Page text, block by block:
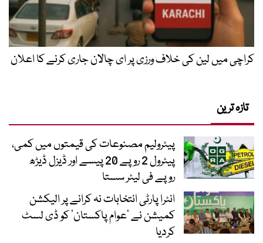
کراچی میں لین کی خلاف ورزی پر ای چالان جاری کرنے کا اعلان
تازہ ترین
پیٹرولیم مصنوعات کی قیمتوں میں کمی،
پیٹرول 2 روپے 20 پیسے اور ڈیزل ڈیڑھ
روپے فی لیٹر سستا
انٹرا پارٹی انتخابات نہ کرانے پر الیکشن
کمیشن نے ’عوام پاکستان‘ کو ڈی لسٹ
کردیا